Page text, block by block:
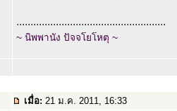
.....................................................
~ นิพพานัง ปัจจโยโหตุ ~
เมื่อ: 21 ม.ค. 2011, 16:33